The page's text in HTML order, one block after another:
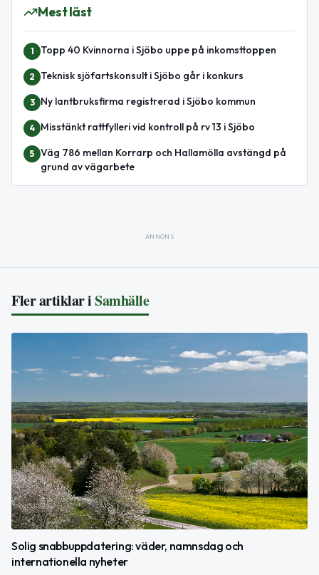
Mest läst
1 Topp 40 Kvinnorna i Sjöbo uppe på inkomsttoppen
2 Teknisk sjöfartskonsult i Sjöbo går i konkurs
3 Ny lantbruksfirma registrerad i Sjöbo kommun
4 Misstänkt rattfylleri vid kontroll på rv 13 i Sjöbo
5 Väg 786 mellan Korrarp och Hallamölla avstängd på
grund av vägarbete
ANNONS
Fler artiklar iSamhälle
Solig snabbuppdatering: väder, namnsdag och
internationella nyheter